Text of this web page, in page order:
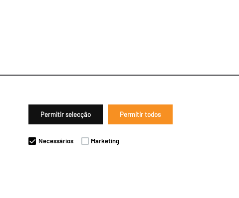
Permitir selecção Permitir todos
Necessários Marketing